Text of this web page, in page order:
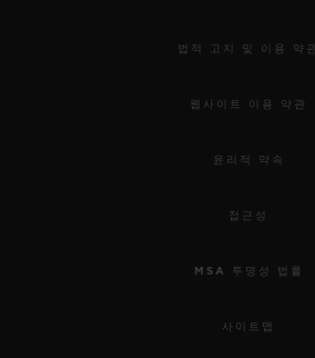
법적 고지 및 이용 약관
웹사이트 이용 약관
윤리적 약속
접근성
MSA 투명성 법률
사이트맵